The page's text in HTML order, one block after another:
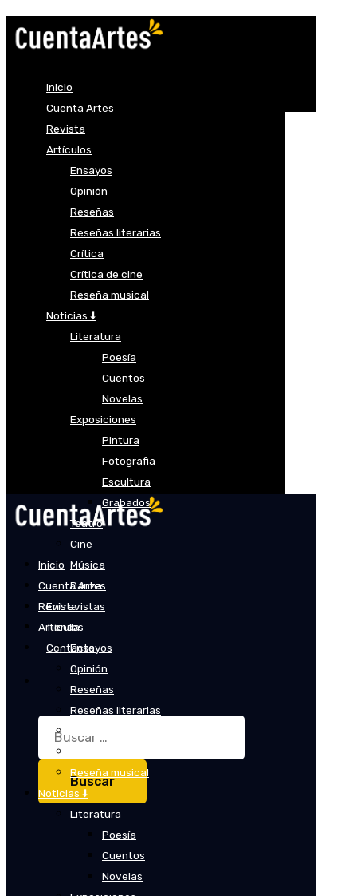
Inicio
Cuenta Artes
Revista
Artículos
Ensayos
Opinión
Reseñas
Reseñas literarias
Crítica
Crítica de cine
Reseña musical
Noticias ⬇️
Literatura
Poesía
Cuentos
Novelas
Exposiciones
Pintura
Fotografía
Escultura
Grabados
Teatro
Cine
Música
Danza
Entrevistas
Tienda
Contacto
Buscar:
Inicio
Cuenta Artes
Revista
Artículos
Ensayos
Opinión
Reseñas
Reseñas literarias
Reseña musical
Noticias ⬇️
Literatura
Poesía
Cuentos
Novelas